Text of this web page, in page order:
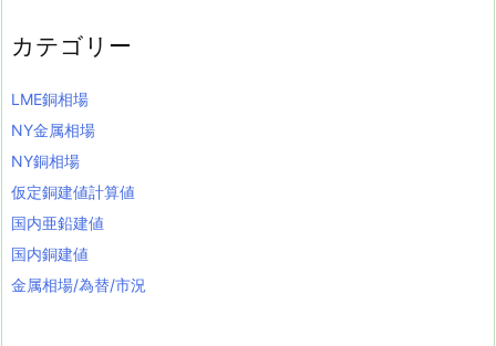
カテゴリー
LME銅相場
NY金属相場
NY銅相場
仮定銅建値計算値
国内亜鉛建値
国内銅建値
金属相場/為替/市況